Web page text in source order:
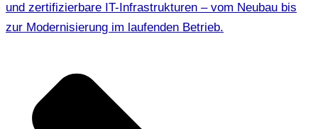
und zertifizierbare IT-Infrastrukturen – vom Neubau bis
zur Modernisierung im laufenden Betrieb.